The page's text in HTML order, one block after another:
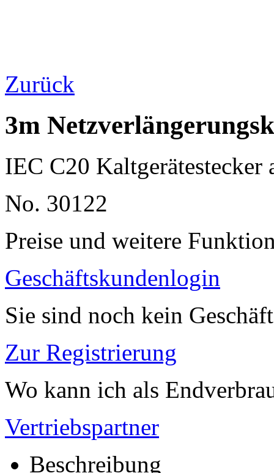
Zurück
3m
IEC C20 Kaltgerätestecker
No. 30122
Preise und weitere
Geschäftskundenlogin
Sie sind noch kein
Zur Registrierung
Wo kann ich als
Vertriebspartner
Beschreibung